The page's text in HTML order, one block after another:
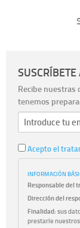
Recibe nuestras
tenemos
Acepto el
INFORMACIÓN
Responsable del
Dirección del
Finalidad:sus
prestarle